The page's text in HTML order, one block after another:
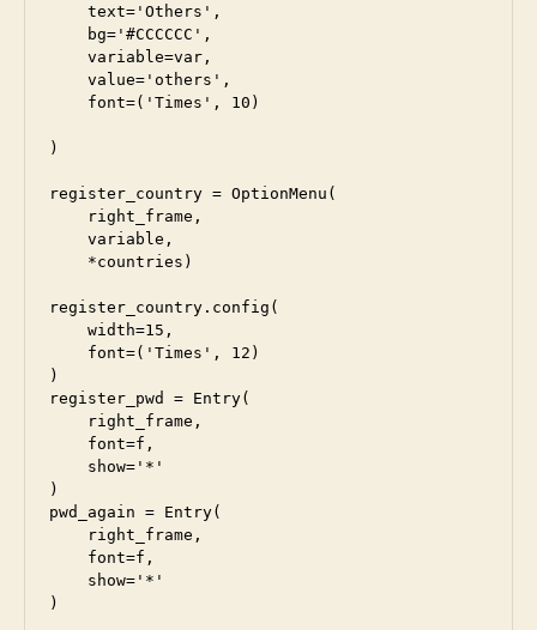
    text='Others',
    bg='#CCCCCC',
    variable=var,
    value='others',
    font=('Times', 10)
)
register_country = OptionMenu(
    right_frame,
    variable,
    *countries)
register_country.config(
    width=15,
    font=('Times', 12)
)
register_pwd = Entry(
    right_frame,
    font=f,
    show='*'
)
pwd_again = Entry(
    right_frame,
    font=f,
    show='*'
)